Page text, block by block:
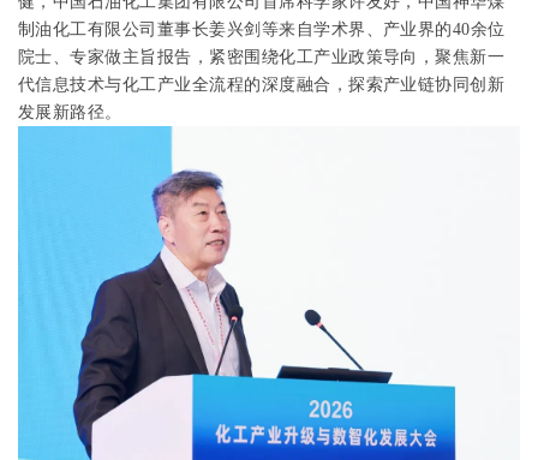
制油化工有限公司董事长姜兴剑等来自学术界、产业界的40余位
院士、专家做主旨报告，紧密围绕化工产业政策导向，聚焦新一
代信息技术与化工产业全流程的深度融合，探索产业链协同创新
发展新路径。